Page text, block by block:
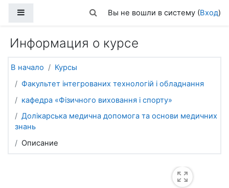
Изменить данные поисковой
Вы не вошли в систему (Вход)
Информация о курсе
В начало
Курсы
Факультет інтегрованих технологій і обладнання
кафедра «Фізичного виховання і спорту»
Долікарська медична допомога та основи медичних
знань
Описание